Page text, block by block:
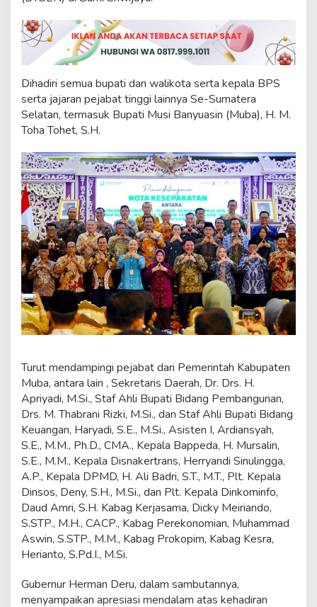
u
r
u
n
k
n
K
e
m
k
i
n
n
S
a
t
u
D
i
g
t
Dihadiri semua bupati dan walikota serta kepala BPS
serta jajaran pejabat tinggi lainnya Se-Sumatera
Selatan, termasuk Bupati Musi Banyuasin (Muba), H. M.
Toha Tohet, S.H.
Turut mendampingi pejabat dari Pemerintah Kabupaten
Muba, antara lain , Sekretaris Daerah, Dr. Drs. H.
Apriyadi, M.Si., Staf Ahli Bupati Bidang Pembangunan,
Drs. M. Thabrani Rizki, M.Si., dan Staf Ahli Bupati Bidang
Keuangan, Haryadi, S.E., M.Si., Asisten I, Ardiansyah,
S.E., M.M., Ph.D., CMA., Kepala Bappeda, H. Mursalin,
S.E., M.M., Kepala Disnakertrans, Herryandi Sinulingga,
A.P., Kepala DPMD, H. Ali Badri, S.T., M.T., Plt. Kepala
Dinsos, Deny, S.H., M.Si., dan Plt. Kepala Dinkominfo,
Daud Amri, S.H. Kabag Kerjasama, Dicky Meiriando,
S.STP., M.H., CACP., Kabag Perekonomian, Muhammad
Aswin, S.STP., M.M., Kabag Prokopim, Kabag Kesra,
Herianto, S.Pd.I., M.Si.
Gubernur Herman Deru, dalam sambutannya,
menyampaikan apresiasi mendalam atas kehadiran